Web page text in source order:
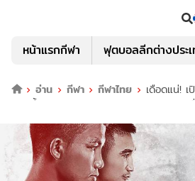
หน้าแรกกีฬา ฟุตบอลลีกต่างประ
อ่าน กีฬา กีฬาไทย
เดือดแน่!
แชมเปี้ยนชิพ 31 ก.ค. ยิงสด 150 ประเทศทั่